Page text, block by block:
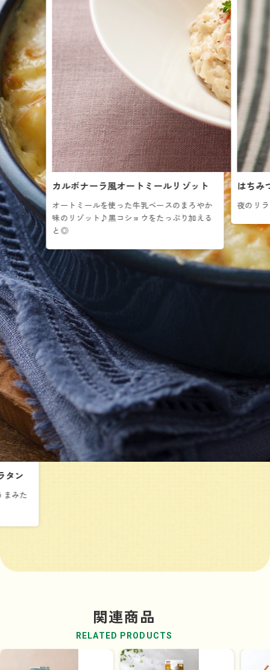
タン
まみた
カルボナーラ風オートミールリゾット
オートミールを使った牛乳ベースのまろやか
味のリゾット♪黒コショウをたっぷり加える
と◎
はちみ
夜のリ
関連商品
RELATED PRODUCTS